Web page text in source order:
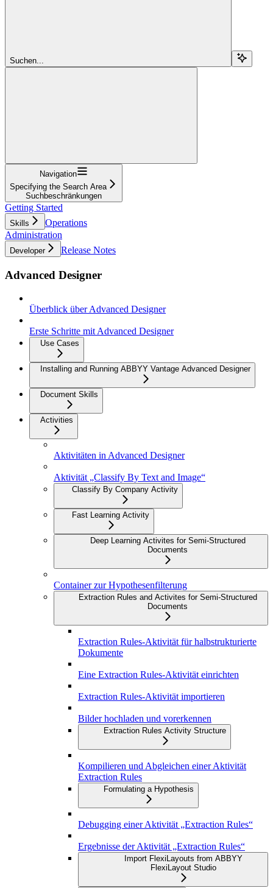
Suchen...
Navigation
Specifying the Search Area
Suchbeschränkungen
Getting Started
Skills
Operations
Administration
Developer Release Notes
Advanced Designer
Überblick über Advanced Designer
Erste Schritte mit Advanced Designer
Use Cases
Installing and Running ABBYY Vantage Advanced Designer
Document Skills
Activities
Aktivitäten in Advanced Designer
Aktivität „Classify By Text and Image“
Classify By Company Activity
Fast Learning Activity
Deep Learning Activites for Semi-Structured
Documents
Container zur Hypothesenfilterung
Extraction Rules and Activites for Semi-Structured
Documents
Extraction Rules-Aktivität für halbstrukturierte
Dokumente
Eine Extraction Rules-Aktivität einrichten
Extraction Rules-Aktivität importieren
Bilder hochladen und vorerkennen
Extraction Rules Activity Structure
Kompilieren und Abgleichen einer Aktivität
Extraction Rules
Formulating a Hypothesis
Debugging einer Aktivität „Extraction Rules“
Ergebnisse der Aktivität „Extraction Rules“
Import FlexiLayouts from ABBYY
FlexiLayout Studio